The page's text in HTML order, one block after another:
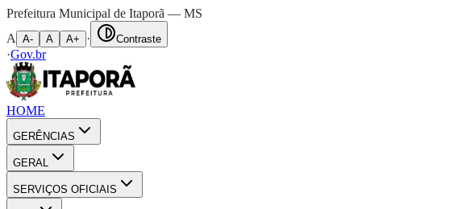
Prefeitura Municipal de Itaporã — MS
A
A- A A+ · Contraste
·Gov.br
HOME
GERÊNCIAS
GERAL
SERVIÇOS OFICIAIS